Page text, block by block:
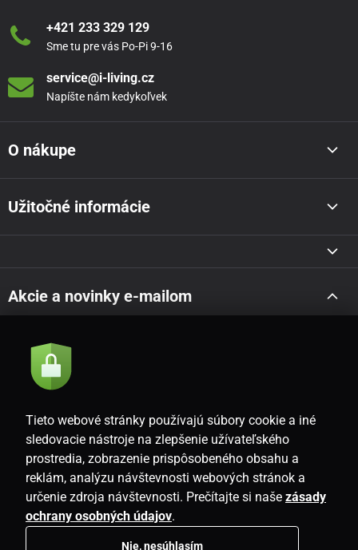
+421 233 329 129
Sme tu pre vás Po-Pi 9-16
service@i-living.cz
Napíšte nám kedykoľvek
O nákupe
Užitočné informácie
Akcie a novinky e-mailom
Súhlasím so
SK
Tieto webové stránky používajú súbory cookie a iné
sledovacie nástroje na zlepšenie užívateľského
prostredia, zobrazenie prispôsobeného obsahu a
reklám, analýzu návštevnosti webových stránok a
určenie zdroja návštevnosti. Prečítajte si naše zásady
ochrany osobných údajov.
Nie, nesúhlasím